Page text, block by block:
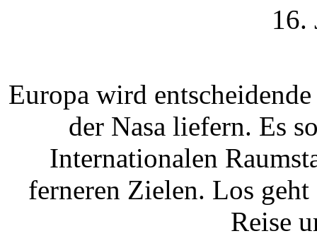
16.
Europa wird
der Nasa liefern. Es
Internationalen
ferneren Zielen. Los
Reise